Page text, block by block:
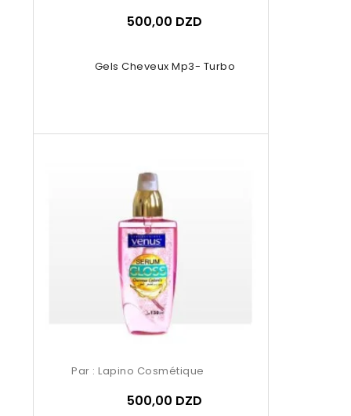
Gels Cheveux Mp3- Turbo
500,00 DZD
Par : Lapino Cosmétique
500,00 DZD